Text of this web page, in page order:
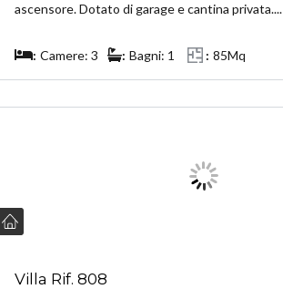
ascensore. Dotato di garage e cantina privata....
Camere: 3 Bagni: 1 85Mq
Villa Rif. 808